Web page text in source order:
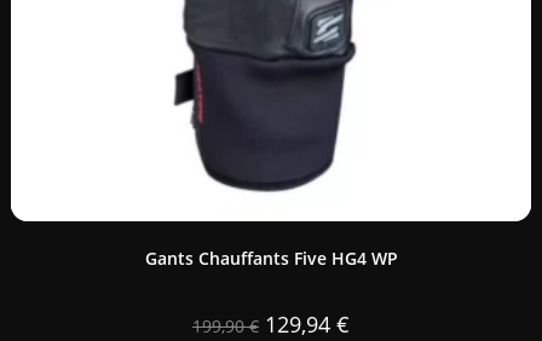
Gants Chauffants Five HG4 WP
199,90€ 129,94 €